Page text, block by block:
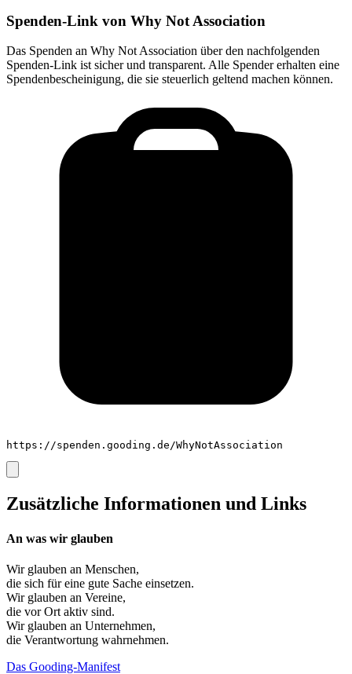
Spenden-Link von Why Not Association
Das Spenden an Why Not Association über den nachfolgenden
Spenden-Link ist sicher und transparent. Alle Spender erhalten eine
Spendenbescheinigung, die sie steuerlich geltend machen können.
https://spenden.gooding.de/WhyNotAssociation
Zusätzliche Informationen und Links
An was wir glauben
Wir glauben an Menschen,
die sich für eine gute Sache einsetzen.
Wir glauben an Vereine,
die vor Ort aktiv sind.
Wir glauben an Unternehmen,
die Verantwortung wahrnehmen.
Das Gooding-Manifest